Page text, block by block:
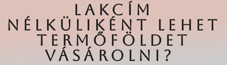
LAKCÍM
NÉLKÜLIKÉNT LEHET
TERMŐFÖLDET
VÁSÁROLNI?